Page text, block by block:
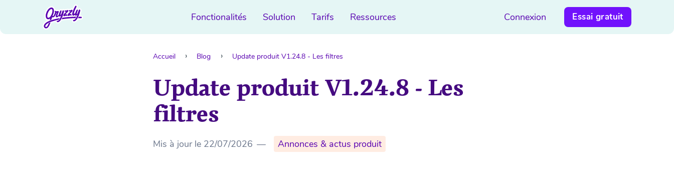
Fonctionalités Solution Tarifs Ressources Connexion Essai gratuit
Accueil Blog Update produit V1.24.8 - Les filtres
Update produit V1.24.8 - Les
filtres
Mis à jour le 22/07/2026 — Annonces & actus produit